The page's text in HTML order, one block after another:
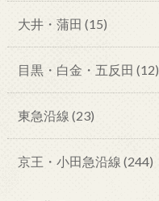
大井・蒲田 (15)
目黒・白金・五反田 (12)
東急沿線 (23)
京王・小田急沿線 (244)